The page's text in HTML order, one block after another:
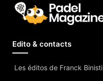
Edito & contacts
Les éditos de Franck Binisti